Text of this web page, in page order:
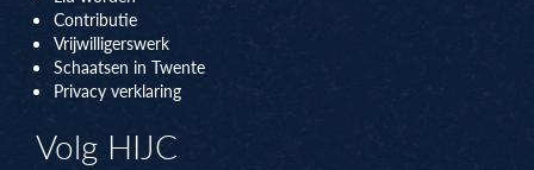
Contributie
Vrijwilligerswerk
Schaatsen in Twente
Privacy verklaring
Volg HIJC